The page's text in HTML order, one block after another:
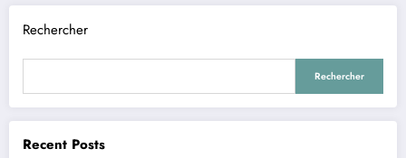
Rechercher
Rechercher
Recent Posts